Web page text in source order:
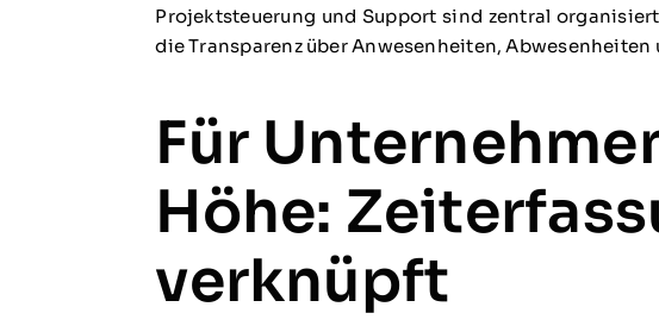
Projektsteuerung und Support sind zentral
die Transparenz über Anwesenheiten, Abwesenheiten
Für
Höhe:
verknüpft